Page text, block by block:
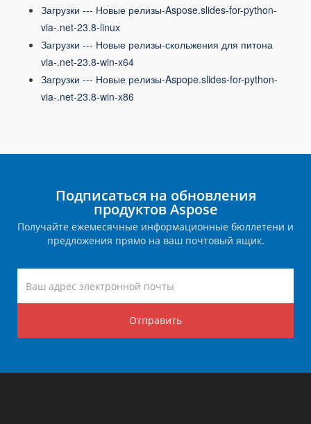
Загрузки --- Новые релизы-Aspose.slides-for-python-
via-.net-23.8-linux
Загрузки --- Новые релизы-скольжения для питона
via-.net-23.8-win-x64
Загрузки --- Новые релизы-Aspope.slides-for-python-
via-.net-23.8-win-x86
Подписаться на обновления
продуктов Aspose
Получайте ежемесячные информационные бюллетени и
предложения прямо на ваш почтовый ящик.
Отправить